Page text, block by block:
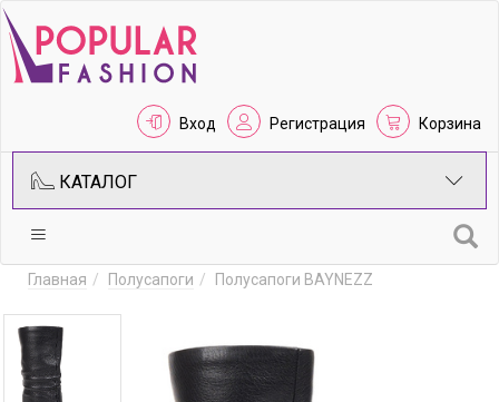
Вход Регистрация Корзина
КАТАЛОГ
Главная Полусапоги Полусапоги BAYNEZZ